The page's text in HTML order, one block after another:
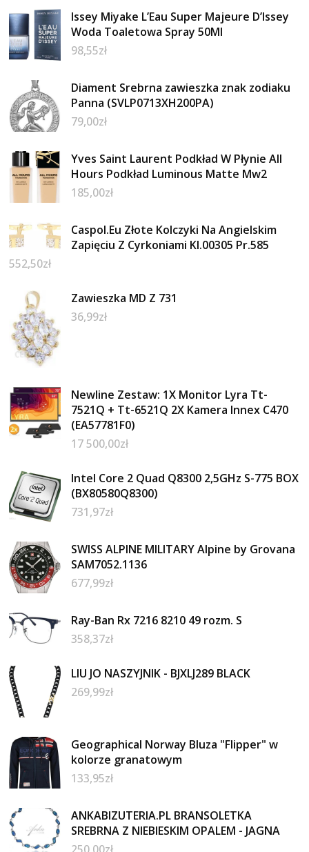
Issey Miyake L’Eau Super Majeure D’Issey
Woda Toaletowa Spray 50Ml
98,55zł
Diament Srebrna zawieszka znak zodiaku
Panna (SVLP0713XH200PA)
79,00zł
Yves Saint Laurent Podkład W Płynie All
Hours Podkład Luminous Matte Mw2
185,00zł
Caspol.Eu Złote Kolczyki Na Angielskim
Zapięciu Z Cyrkoniami Kl.00305 Pr.585
552,50zł
Zawieszka MD Z 731
36,99zł
Newline Zestaw: 1X Monitor Lyra Tt-
7521Q + Tt-6521Q 2X Kamera Innex C470
(EA57781F0)
17 500,00zł
Intel Core 2 Quad Q8300 2,5GHz S-775 BOX
(BX80580Q8300)
731,97zł
SWISS ALPINE MILITARY Alpine by Grovana
SAM7052.1136
677,99zł
Ray-Ban Rx 7216 8210 49 rozm. S
358,37zł
LIU JO NASZYJNIK - BJXLJ289 BLACK
269,99zł
Geographical Norway Bluza "Flipper" w
kolorze granatowym
133,95zł
ANKABIZUTERIA.PL BRANSOLETKA
SREBRNA Z NIEBIESKIM OPALEM - JAGNA